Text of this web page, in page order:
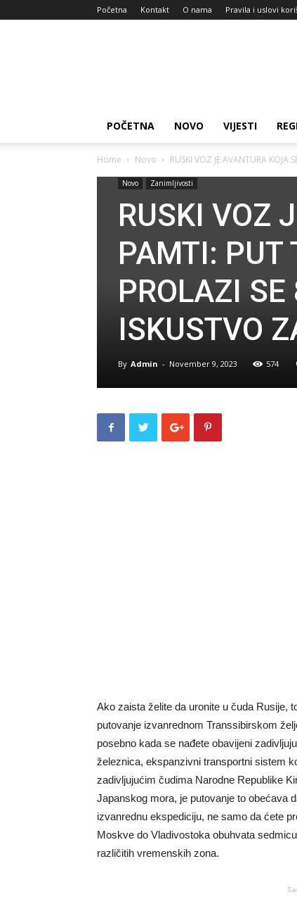
Početna Kontakt O nama Pravila i uslovi
POČETNA NOVO VIJESTI
Home Novo RUSKI VOZ JE AVANTURA KOJA
Novo Zanimljivosti
RUSKI VOZ
PAMTI: PUT
PROLAZI
ISKUSTVO
By Admin - November 9, 2023 574
Ako zaista želite da uronite u čuda Rusije,
putovanje izvanrednom Transsibirskom
posebno kada se nađete obavijeni
železnica, ekspanzivni transportni sistem
zadivljujućim čudima Narodne Republike
Japanskog mora, je putovanje to obećava
izvanrednu ekspediciju, ne samo da ćete
Moskve do Vladivostoka obuhvata
različitih vremenskih zona.